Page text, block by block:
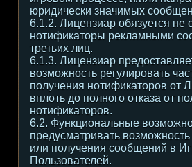
юридически значимых
6.1.2. Лицензиар обязуется не
нотификаторы рекламными
третьих лиц.
6.1.3. Лицензиар
возможность регулировать
получения нотификаторов от
вплоть до полного отказа от
нотификаторов.
6.2. Функциональные
предусматривать
или получения сообщений в
Пользователей.